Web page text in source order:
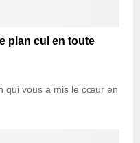
plan cul en toute
qui vous a mis le cœur en